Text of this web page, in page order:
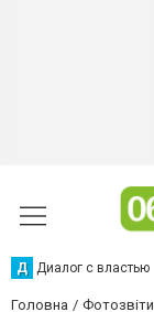
Д Диалог с властью
Головна Фотозвіти